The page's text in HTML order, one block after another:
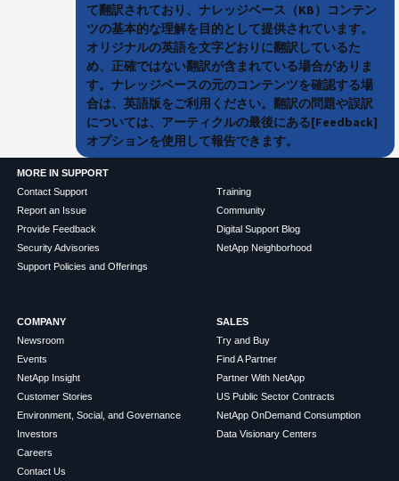
て翻訳されており、ナレッジベース（KB）コンテン
ツの基本的な理解を目的として提供されています。
オリジナルの英語を文字どおりに翻訳しているた
め、正確ではない翻訳が含まれている場合がありま
す。ナレッジベースの元のコンテンツを確認する場
合は、英語版をご利用ください。翻訳の問題や誤訳
については、アーティクルの最後にある[Feedback]
オプションを使用して報告できます。
MORE IN SUPPORT
Contact Support
Report an Issue
Provide Feedback
Security Advisories
Support Policies and Offerings
Training
Community
Digital Support Blog
NetApp Neighborhood
COMPANY
Newsroom
Events
NetApp Insight
Customer Stories
Environment, Social, and Governance
Investors
Careers
Contact Us
SALES
Try and Buy
Find A Partner
Partner With NetApp
US Public Sector Contracts
NetApp OnDemand Consumption
Data Visionary Centers